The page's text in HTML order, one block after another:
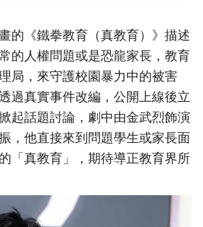
的《鐵拳教育（真教育）》描述
的人權問題或是恐龍家長，教育
局，來守護校園暴力中的被害
過真實事件改編，公開上線後立
起話題討論，劇中由金武烈飾演
，他直接來到問題學生或家長面
「真教育」，期待導正教育界所